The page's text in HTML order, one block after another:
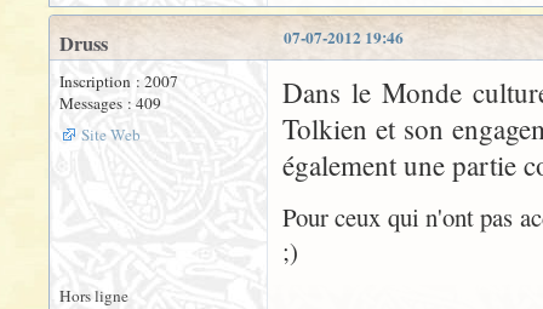
07-07-2012 19:46
Druss
Inscription : 2007
Messages : 409
Site Web
Dans le Monde
Tolkien et son
également une partie
Pour ceux qui n'ont pas
;)
Hors ligne